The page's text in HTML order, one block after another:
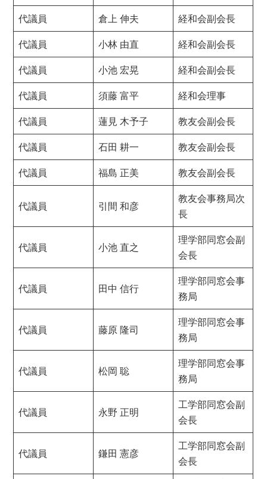
代議員
倉上 伸夫
経和会副会長
代議員
小林 由直
経和会副会長
代議員
小池 宏晃
経和会副会長
代議員
須藤 富平
経和会理事
代議員
蓮見 木予子
教友会副会長
代議員
石田 耕一
教友会副会長
代議員
福島 正美 教友会副会長
代議員 引間 和彦
教友会事務局次
長
代議員 小池 直之
理学部同窓会副
会長
代議員 田中 信行
理学部同窓会事
務局
代議員 藤原 隆司
理学部同窓会事
務局
代議員 松岡 聡
理学部同窓会事
務局
代議員 永野 正明
工学部同窓会副
会長
代議員 鎌田 憲彦
工学部同窓会副
会長